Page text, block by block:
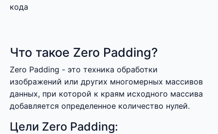
кода
Что такое Zero Padding?
Zero Padding - это техника обработки
изображений или других многомерных массивов
данных, при которой к краям исходного массива
добавляется определенное количество нулей.
Цели Zero Padding: